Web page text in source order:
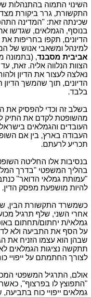
השינוי התמוה בהתנהלות
התקשורת, גרר ביקורת
שכינתה זאת: "המדינה
בנוסף, הגמלאים, שגדשו
הדיונים, תקפו בחריפות
למינהל ומשאבי אנוש של
אביבית מסבנד, (בתמונה
הצוות הנלווה אליה. זאת,
נאלצה לעצור את הדיון
הדיונים, תוך שהמשך הדיון
בלבד.
בשלב זה וכדי להפסיק
מהשופטת לקדם את התיק
העובדים והגמלאים
העבודה בארץ, בין אם
תכריע לרעתם.
בנסיבות אלו החליטה
בהליך המשפטי "בדרך
"עמותת גמלאי הדואר"
להיות מושפעת מפסק הדין.
כשמשרד התקשורת הבין,
אחרי השני, שלף תרגיל
גמלאי/ת יחתום/תחתום
על הסף את התביעה ולא
שבהן הוא עצמו הזניח את
תתקשה נציגות הגמלאים
לצורך החתמתם על ייפויי
אולם, התרגיל המשפטי
גמלאים ייפויי כוח